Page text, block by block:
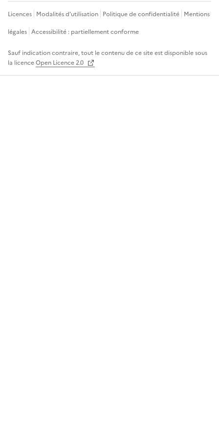
Licences Modalités d'utilisation Politique de confidentialité Mentions
légales Accessibilité : partiellement conforme
Sauf indication contraire, tout le contenu de ce site est disponible sous
la licenceOpen Licence 2.0